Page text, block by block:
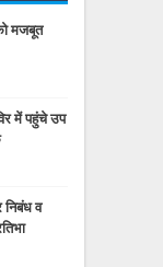
मजबूत
में पहुंचे उप
व